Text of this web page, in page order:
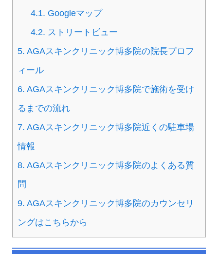
4.1. Googleマップ
4.2. ストリートビュー
5. AGAスキンクリニック博多院の院長プロフ
ィール
6. AGAスキンクリニック博多院で施術を受け
るまでの流れ
7. AGAスキンクリニック博多院近くの駐車場
情報
8. AGAスキンクリニック博多院のよくある質
問
9. AGAスキンクリニック博多院のカウンセリ
ングはこちらから